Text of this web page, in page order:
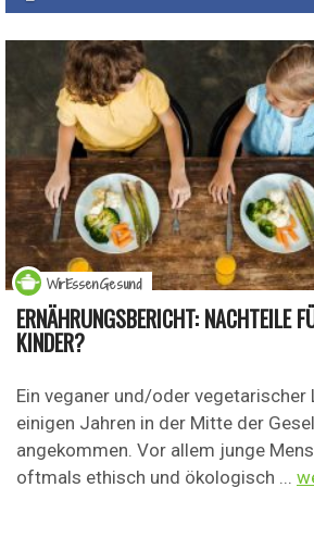
ERNÄHRUNGSBERICHT: NACHTEILE
KINDER?
Ein veganer und/oder
einigen Jahren in der Mitte der
angekommen. Vor allem junge
oftmals ethisch und ökologisch ...
WirEssenGesund